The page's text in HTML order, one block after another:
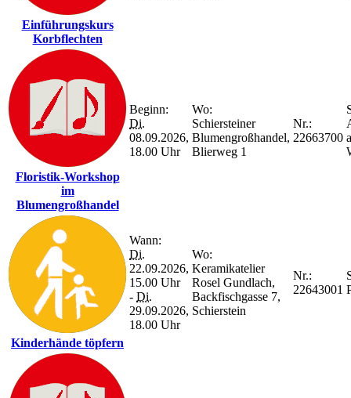
Einführungskurs
Korbflechten
Floristik-Workshop
im
Blumengroßhandel
Beginn:
Di.
08.09.2026,
18.00 Uhr
Wo:
Schiersteiner
Blumengroßhandel,
Blierweg 1
Nr.:
22663700
Kinderhände töpfern
Wann:
Di.
22.09.2026,
15.00 Uhr
- Di.
29.09.2026,
18.00 Uhr
Wo:
Keramikatelier
Rosel Gundlach,
Backfischgasse 7,
Schierstein
Nr.:
22643001